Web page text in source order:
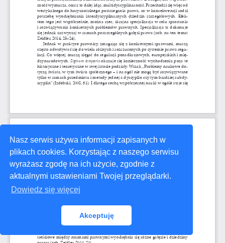
Nasz serwis używa informacji zapisanych w
plikach cookies. Korzystając z naszego serwisu
wyrażasz zgodę na ich użycie, zgodnie z
aktualnymi ustawieniami Twojej przeglądarki.
Dowiedz się więcej
Akceptuję